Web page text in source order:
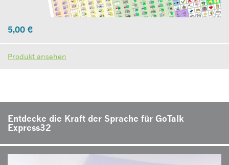
5,00 €
Produkt ansehen
Entdecke die Kraft der Sprache für GoTalk
Express32